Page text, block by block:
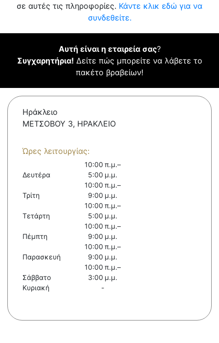
σε αυτές τις πληροφορίες. Κάντε κλικ εδώ για να
συνδεθείτε.
Αυτή είναι η εταιρεία σας?
Συγχαρητήρια! Δείτε πώς μπορείτε να λάβετε το
πακέτο βραβείων!
Ηράκλειο
ΜΕΤΣΟΒΟΥ 3, ΗΡΑΚΛΕΙΟ
Ώρες λειτουργίας:
Δευτέρα
10:00 π.μ.–
5:00 μ.μ.
Τρίτη
10:00 π.μ.–
9:00 μ.μ.
Τετάρτη
10:00 π.μ.–
5:00 μ.μ.
Πέμπτη
10:00 π.μ.–
9:00 μ.μ.
Παρασκευή
10:00 π.μ.–
9:00 μ.μ.
Σάββατο
10:00 π.μ.–
3:00 μ.μ.
Κυριακή
-